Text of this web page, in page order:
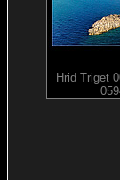
Hrid Triget